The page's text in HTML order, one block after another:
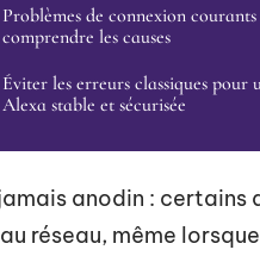
Problèmes de connexion
comprendre les causes
Éviter les erreurs classiques pour
Alexa stable et sécurisée
anodin : certains
réseau, même